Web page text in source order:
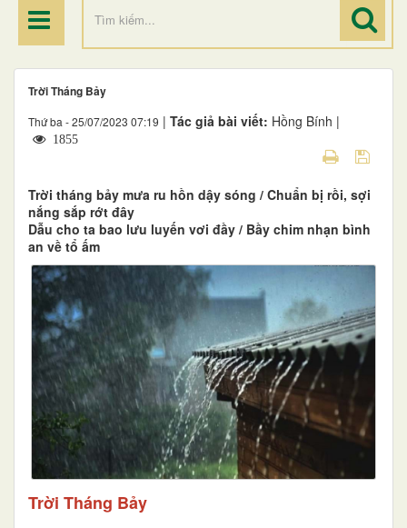
Trời Tháng Bảy
Thứ ba - 25/07/2023 07:19 | Tác giả bài viết: Hồng Bính |
1855
Trời tháng bảy mưa ru hồn dậy sóng / Chuẩn bị rồi, sợi
nắng sắp rớt đây
Dẫu cho ta bao lưu luyến vơi đầy / Bầy chim nhạn bình
an về tổ ấm
Trời Tháng Bảy